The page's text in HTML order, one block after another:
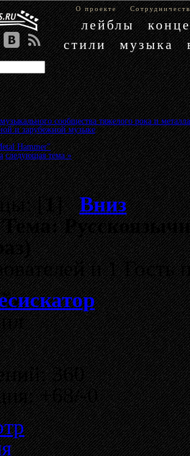
О проекте
лейблы
стили
музыка
сообщества тяжелого рока и металла
и зарубежной музыке»
Hammer"
следующая тема »
[1]Вниз
и 1 Гость
360
+68/-0